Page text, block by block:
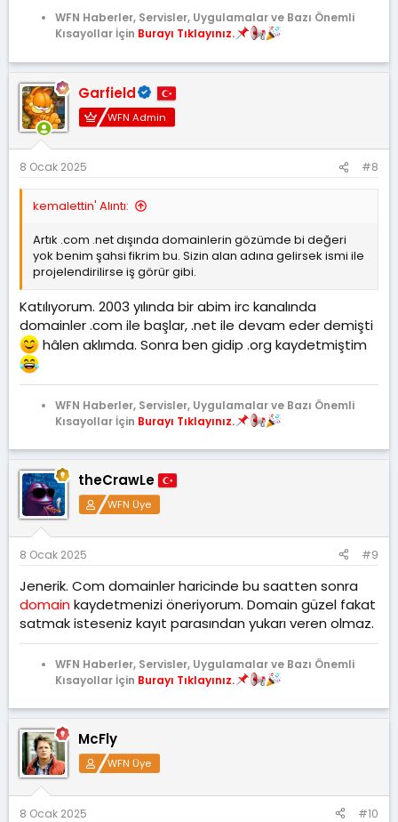
WFN Haberler, Servisler, Uygulamalar ve Bazı Önemli
Kısayollar İçin Burayı Tıklayınız.
Garfield
WFN Admin
8 Ocak 2025 #8
kemalettin' Alıntı:
Artık .com .net dışında domainlerin gözümde bi değeri
yok benim şahsi fikrim bu. Sizin alan adına gelirsek ismi ile
projelendirilirse iş görür gibi.
Katılıyorum. 2003 yılında bir abim irc kanalında
domainler .com ile başlar, .net ile devam eder demişti
hâlen aklımda. Sonra ben gidip .org kaydetmiştim
WFN Haberler, Servisler, Uygulamalar ve Bazı Önemli
Kısayollar İçin Burayı Tıklayınız.
theCrawLe
WFN Üye
8 Ocak 2025 #9
Jenerik. Com domainler haricinde bu saatten sonra
domainkaydetmenizi öneriyorum. Domain güzel fakat
satmak isteseniz kayıt parasından yukarı veren olmaz.
WFN Haberler, Servisler, Uygulamalar ve Bazı Önemli
Kısayollar İçin Burayı Tıklayınız.
McFly
WFN Üye
8 Ocak 2025 #10